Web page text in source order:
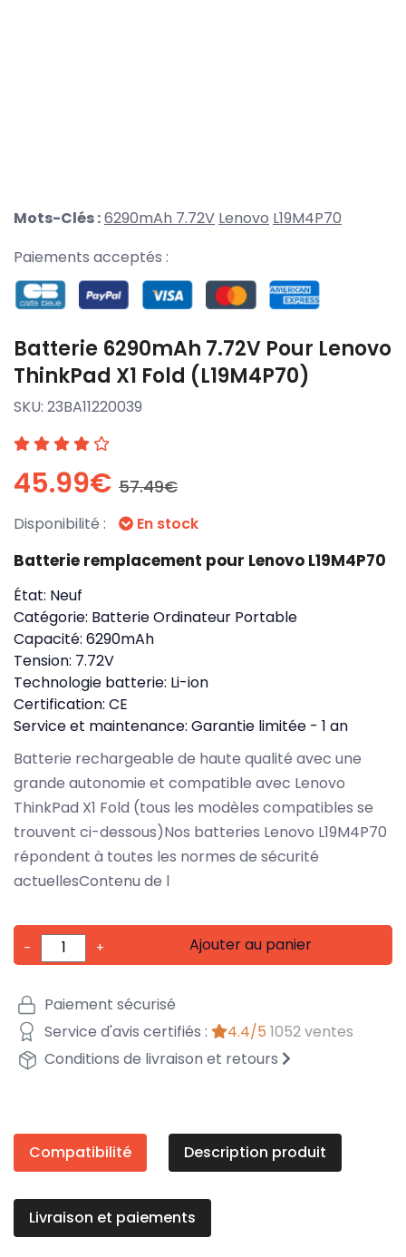
Mots-Clés :6290mAh 7.72V Lenovo L19M4P70
Paiements acceptés :
Batterie 6290mAh 7.72V Pour Lenovo
ThinkPad X1 Fold (L19M4P70)
SKU: 23BA11220039
45.99€ 57.49€
Disponibilité : En stock
Batterie remplacement pour Lenovo L19M4P70
État: Neuf
Catégorie: Batterie Ordinateur Portable
Capacité: 6290mAh
Tension: 7.72V
Technologie batterie: Li-ion
Certification: CE
Service et maintenance: Garantie limitée - 1 an
Batterie rechargeable de haute qualité avec une
grande autonomie et compatible avec Lenovo
ThinkPad X1 Fold (tous les modèles compatibles se
trouvent ci-dessous)Nos batteries Lenovo L19M4P70
répondent à toutes les normes de sécurité
actuellesContenu de l
- + Ajouter au panier
Paiement sécurisé
Service d'avis certifiés :
4.4/5 1052 ventes
Conditions de livraison et retours
Compatibilité Description produit
Livraison et paiements